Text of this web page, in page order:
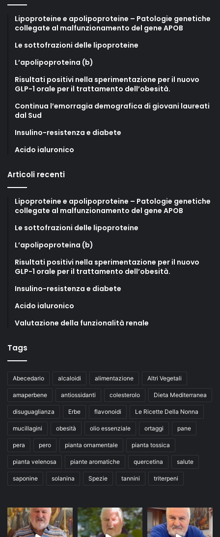
Lipoproteine e apolipoproteine – Patologie genetiche
collegate al malfunzionamento del gene APOB
Le sottofrazioni delle lipoproteine
L’apolipoproteina (b)
Risultati positivi nella sperimentazione per il nuovo
GLP-1 orale per il trattamento dell’obesità.
Continua l’emorragia demografica di giovani laureati
dal Sud
Insulino-resistenza e diabete
Acido ialuronico
Articoli recenti
Lipoproteine e apolipoproteine – Patologie genetiche
collegate al malfunzionamento del gene APOB
Le sottofrazioni delle lipoproteine
L’apolipoproteina (b)
Risultati positivi nella sperimentazione per il nuovo
GLP-1 orale per il trattamento dell’obesità.
Insulino-resistenza e diabete
Acido ialuronico
Valutazione della funzionalità renale
Tags
Abecedario alcaloidi alimentazione Altri Vegetali
amaperbene antiossidanti colesterolo Dieta Mediterranea
disuguaglianza Erbe flavonoidi Le Ricette Della Nonna
mucillagini obesità olio essenziale ortaggi pane
pera pero pianta ornamentale pianta tossica
pianta velenosa piante aromatiche quercetina salute
saponine solanina Spezie tannini triterpeni